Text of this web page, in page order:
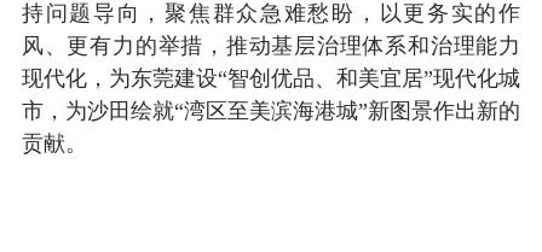
持问题导向，聚焦群众急难愁盼，以更务实的作
风、更有力的举措，推动基层治理体系和治理能力
现代化，为东莞建设“智创优品、和美宜居”现代化城
市，为沙田绘就“湾区至美滨海港城”新图景作出新的
贡献。